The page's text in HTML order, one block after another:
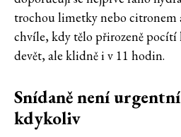
trochou limetky nebo citronem
chvíle, kdy tělo přirozeně pocítí
devět, ale klidně i v 11 hodin.
Snídaně není
kdykoliv